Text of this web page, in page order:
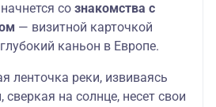
со знакомства с
— визитной карточкой
глубокий каньон в Европе.
ленточка реки, извиваясь
на солнце, несет свои